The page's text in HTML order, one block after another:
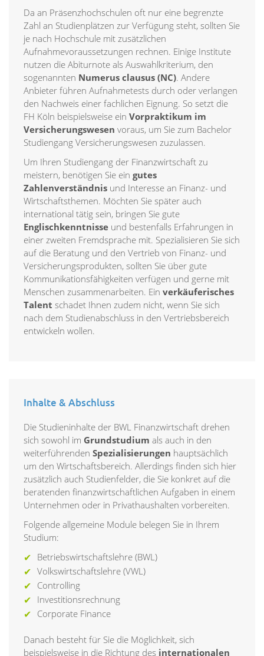
Da an Präsenzhochschulen oft nur eine begrenzte
Zahl an Studienplätzen zur Verfügung steht, sollten Sie
je nach Hochschule mit zusätzlichen
Aufnahmevoraussetzungen rechnen. Einige Institute
nutzen die Abiturnote als Auswahlkriterium, den
sogenannten Numerus clausus (NC). Andere
Anbieter führen Aufnahmetests durch oder verlangen
den Nachweis einer fachlichen Eignung. So setzt die
FH Köln beispielsweise ein Vorpraktikum im
Versicherungswesen voraus, um Sie zum Bachelor
Studiengang Versicherungswesen zuzulassen.
Um Ihren Studiengang der Finanzwirtschaft zu
meistern, benötigen Sie ein gutes
Zahlenverständnis und Interesse an Finanz- und
Wirtschaftsthemen. Möchten Sie später auch
international tätig sein, bringen Sie gute
Englischkenntnisse und bestenfalls Erfahrungen in
einer zweiten Fremdsprache mit. Spezialisieren Sie sich
auf die Beratung und den Vertrieb von Finanz- und
Versicherungsprodukten, sollten Sie über gute
Kommunikationsfähigkeiten verfügen und gerne mit
Menschen zusammenarbeiten. Ein verkäuferisches
Talent schadet Ihnen zudem nicht, wenn Sie sich
nach dem Studienabschluss in den Vertriebsbereich
entwickeln wollen.
Inhalte & Abschluss
Die Studieninhalte der BWL Finanzwirtschaft drehen
sich sowohl im Grundstudium als auch in den
weiterführenden Spezialisierungen hauptsächlich
um den Wirtschaftsbereich. Allerdings finden sich hier
zusätzlich auch Studienfelder, die Sie konkret auf die
beratenden finanzwirtschaftlichen Aufgaben in einem
Unternehmen oder in Privathaushalten vorbereiten.
Folgende allgemeine Module belegen Sie in Ihrem
Studium:
Betriebswirtschaftslehre (BWL)
Volkswirtschaftslehre (VWL)
Controlling
Investitionsrechnung
Corporate Finance
Danach besteht für Sie die Möglichkeit, sich
beispielsweise in die Richtung des internationalen